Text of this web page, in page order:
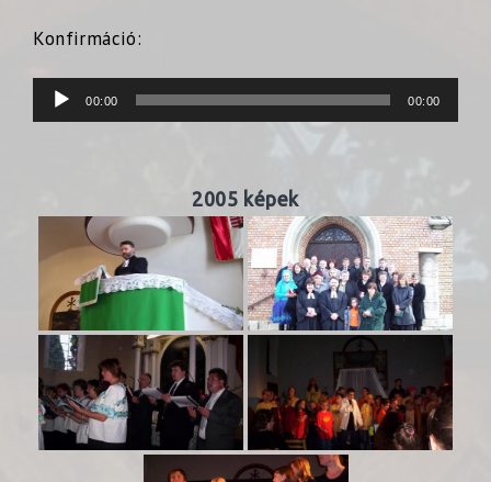
Konfirmáció:
Audió
lejátszó
00:00 00:00
2005 képek